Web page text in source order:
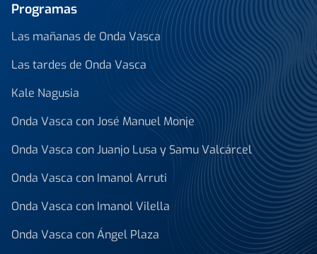
Programas
Las mañanas de Onda Vasca
Las tardes de Onda Vasca
Kale Nagusia
Onda Vasca con José Manuel Monje
Onda Vasca con Juanjo Lusa y Samu Valcárcel
Onda Vasca con Imanol Arruti
Onda Vasca con Imanol Vilella
Onda Vasca con Ángel Plaza